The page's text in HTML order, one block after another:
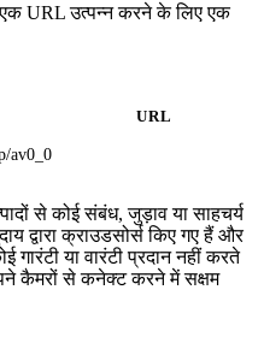
URL उत्पन्न करने के लिए एक
URL
av0_0
से कोई संबंध, जुड़ाव या साहचर्य
द्वारा क्राउडसोर्स किए गए हैं और
या वारंटी प्रदान नहीं करते
कैमरों से कनेक्ट करने में सक्षम